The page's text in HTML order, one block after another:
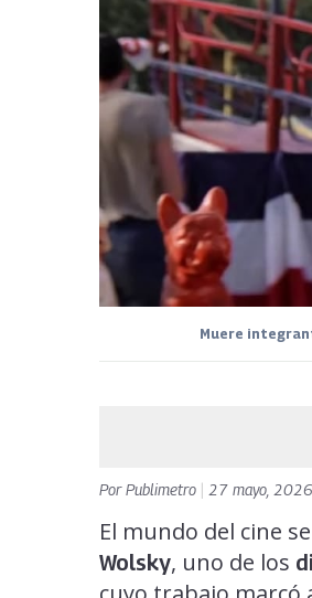
Muere
PorPublimetro 27 mayo, 2026
El mundo del cine
Wolsky, uno de los